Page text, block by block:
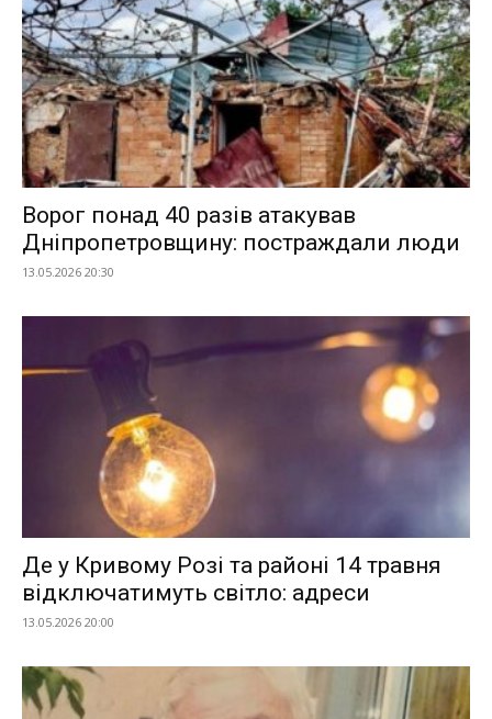
Ворог понад 40 разів атакував
Дніпропетровщину: постраждали люди
13.05.2026 20:30
Де у Кривому Розі та районі 14 травня
відключатимуть світло: адреси
13.05.2026 20:00